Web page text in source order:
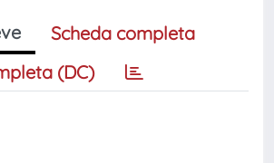
Scheda completa
(DC)